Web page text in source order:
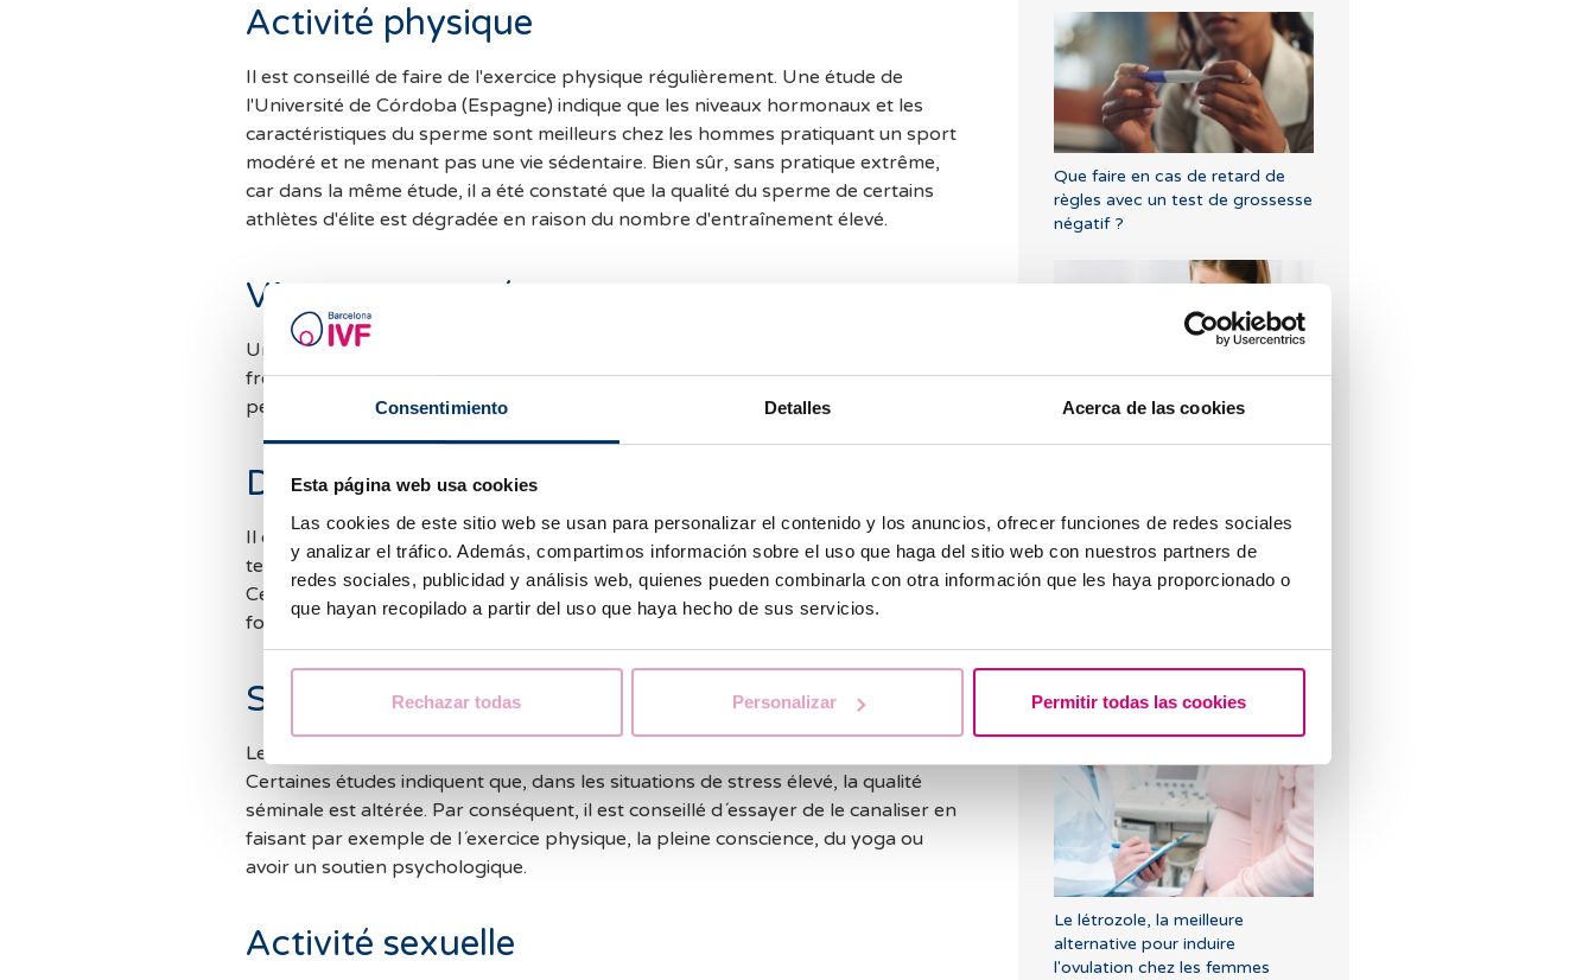
Consentimiento Detalles Acerca de las cookies
Esta página web usa cookies
Las cookies de este sitio web se usan para personalizar el contenido y los anuncios, ofrecer funciones de redes sociales
y analizar el tráfico. Además, compartimos información sobre el uso que haga del sitio web con nuestros partners de
redes sociales, publicidad y análisis web, quienes pueden combinarla con otra información que les haya proporcionado o
que hayan recopilado a partir del uso que haya hecho de sus servicios.
Rechazar todas Personalizar Permitir todas las cookies
Activité physique
Il est conseillé de faire de l'exercice physique régulièrement. Une étude de
l'Université de Córdoba (Espagne) indique que les niveaux hormonaux et les
caractéristiques du sperme sont meilleurs chez les hommes pratiquant un sport
modéré et ne menant pas une vie sédentaire. Bien sûr, sans pratique extrême,
car dans la même étude, il a été constaté que la qualité du sperme de certains
athlètes d'élite est dégradée en raison du nombre d'entraînement élevé.
Vêtements serrés
Un autre conseil est d'éviter les vêtements trop serrés, car ils exercent des
frottements sur les testicules et augmentent la température du scrotum, ce qui
peut aggraver la spermatogenèse ou la production de sperme.
Dispositifs électroniques
Il est également déconseillé de garder l'ordinateur portable proche des
testicules ou de garder le téléphone portable dans la poche avant du pantalon.
Cela peut provoquer une augmentation de la température et nuire ainsi à la
fonction du sperme.
Stress
Le stress est un autre facteur qui affecte négativement la fertilité de l'homme.
Certaines études indiquent que, dans les situations de stress élevé, la qualité
séminale est altérée. Par conséquent, il est conseillé d´essayer de le canaliser en
faisant par exemple de l´exercice physique, la pleine conscience, du yoga ou
avoir un soutien psychologique.
Activité sexuelle
Que faire en cas de retard de
règles avec un test de grossesse
négatif ?
indiquent une faible réserve
Combien de temps faut-il pour
l’implantation de l’ovule fécondé
Le létrozole, la meilleure
alternative pour induire
l'ovulation chez les femmes